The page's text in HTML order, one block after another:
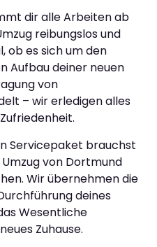
dir alle Arbeiten ab
reibungslos und
ob es sich um den
Aufbau deiner neuen
von
– wir erledigen alles
Servicepaket brauchst
von Dortmund
Wir übernehmen die
deines
Wesentliche
Zuhause.